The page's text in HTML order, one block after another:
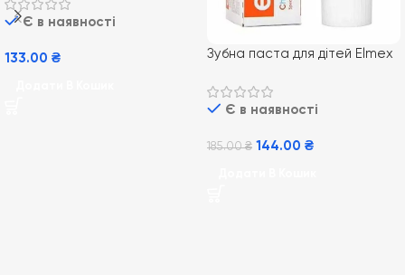
Є в наявності
133.00 ₴
Зубна паста для дітей Elmex
Є в наявності
185.00₴ 144.00 ₴